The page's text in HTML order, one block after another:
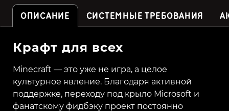
ОПИСАНИЕ СИСТЕМНЫЕ ТРЕБОВАНИЯ
Крафт для всех
Minecraft — это уже не игра, а целое
культурное явление. Благодаря активной
поддержке, переходу под крыло Microsoft и
фанатскому фидбэку проект постоянно